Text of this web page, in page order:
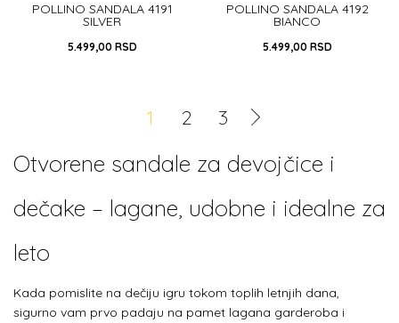
POLLINO SANDALA 4191
SILVER
5.499,00 RSD
DODAJ U KORPU
POLLINO SANDALA 4192
BIANCO
5.499,00 RSD
29
1 2 3
Otvorene sandale za devojčice i
dečake – lagane, udobne i idealne za
leto
Kada pomislite na dečiju igru tokom toplih letnjih dana,
sigurno vam prvo padaju na pamet lagana garderoba i